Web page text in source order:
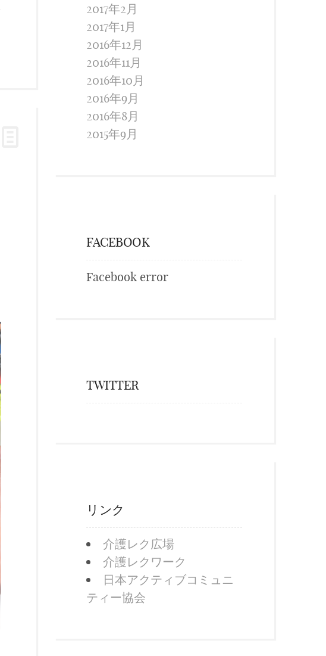
2017年2月
2017年1月
2016年12月
2016年11月
2016年10月
2016年9月
2016年8月
2015年9月
FACEBOOK
Facebook error
TWITTER
リンク
介護レク広場
介護レクワーク
日本アクティブコミュニ
ティー協会